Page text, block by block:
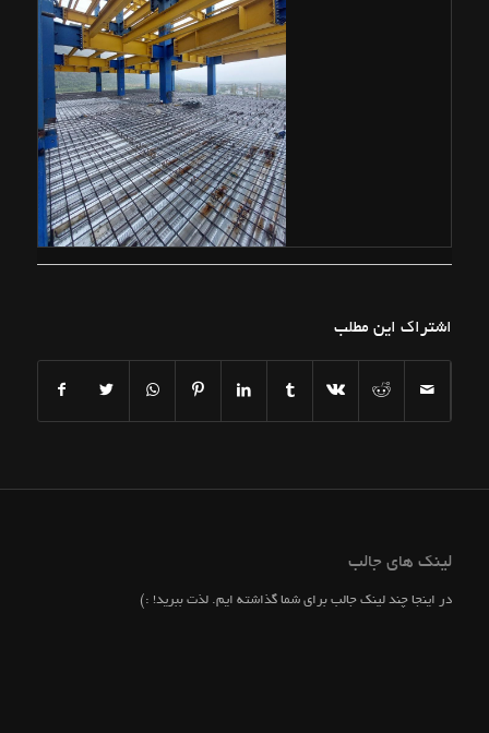
اشتراک این مطلب
لینک های جالب
در اینجا چند لینک جالب برای شما گذاشته ایم. لذت ببرید! :)